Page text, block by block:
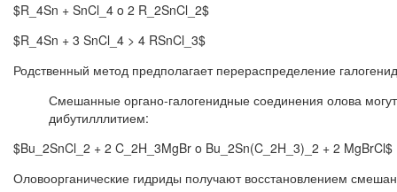
$R_4Sn + SnCl_4 o 2 R_2SnCl_2$
$R_4Sn + 3 SnCl_4 > 4 RSnCl_3$
Родственный метод предполагает перераспределение
Смешанные органо-галогенидные соединения олова
дибутилллитием:
$Bu_2SnCl_2 + 2 C_2H_3MgBr o Bu_2Sn(C_2H_3)_2 + 2 MgBrCl$
Оловоорганические гидриды получают восстановлением